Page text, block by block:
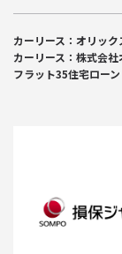
カーリース：オリッ
カーリース：株式会
フラット35住宅ロー